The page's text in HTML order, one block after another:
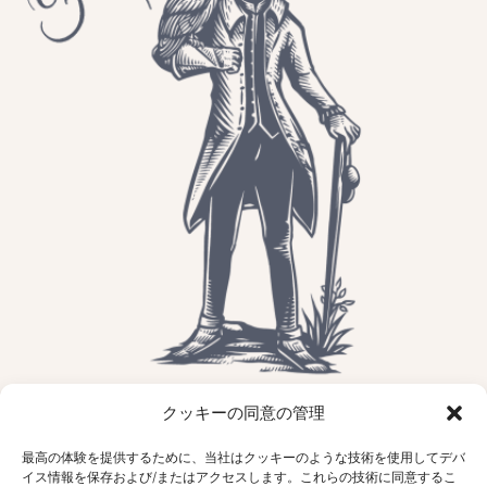
クッキーの同意の管理
最高の体験を提供するために、当社はクッキーのような技術を使用してデバ
イス情報を保存および/またはアクセスします。これらの技術に同意するこ